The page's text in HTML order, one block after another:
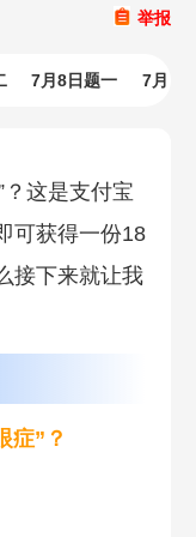
举报
7月8日题一 7月7
？这是支付宝
可获得一份18
接下来就让我
症”？